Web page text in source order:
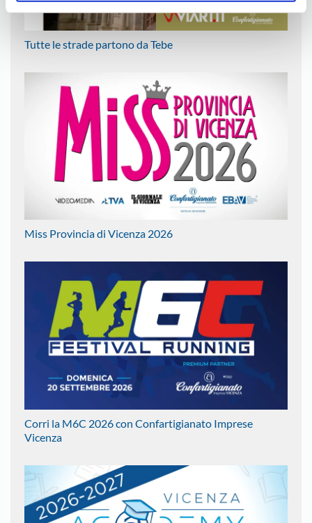
Tutte le strade partono da Tebe
Miss Provincia di Vicenza 2026
Corri la M6C 2026 con Confartigianato Imprese
Vicenza